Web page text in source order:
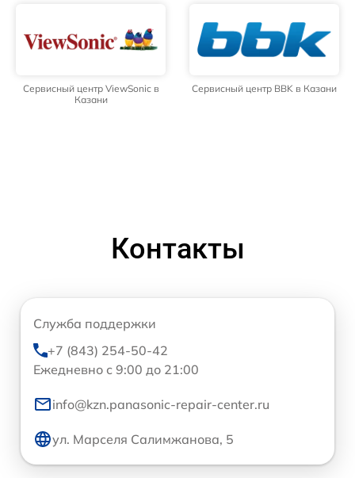
Сервисный центр ViewSonic в
Казани
Сервисный центр BBK в Казани
Контакты
Служба поддержки
+7 (843) 254-50-42
Ежедневно с 9:00 до 21:00
info@kzn.panasonic-repair-center.ru
ул. Марселя Салимжанова, 5